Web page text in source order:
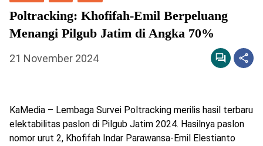
Poltracking: Khofifah-Emil Berpeluang
Menangi Pilgub Jatim di Angka 70%
21 November 2024
KaMedia – Lembaga Survei Poltracking merilis hasil terbaru
elektabilitas paslon di Pilgub Jatim 2024. Hasilnya paslon
nomor urut 2, Khofifah Indar Parawansa-Emil Elestianto